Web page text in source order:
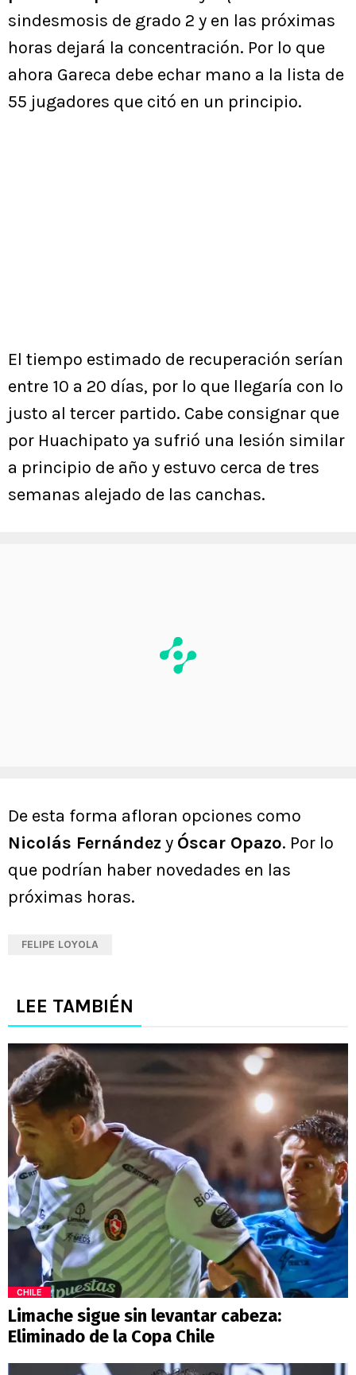
sindesmosis de grado 2 y en las próximas
horas dejará la concentración. Por lo que
ahora Gareca debe echar mano a la lista de
55 jugadores que citó en un principio.
El tiempo estimado de recuperación serían
entre 10 a 20 días, por lo que llegaría con lo
justo al tercer partido. Cabe consignar que
por Huachipato ya sufrió una lesión similar
a principio de año y estuvo cerca de tres
semanas alejado de las canchas.
De esta forma afloran opciones como
Nicolás Fernández y Óscar Opazo. Por lo
que podrían haber novedades en las
próximas horas.
FELIPE LOYOLA
LEE TAMBIÉN
CHILE
Limache sigue sin levantar cabeza:
Eliminado de la Copa Chile